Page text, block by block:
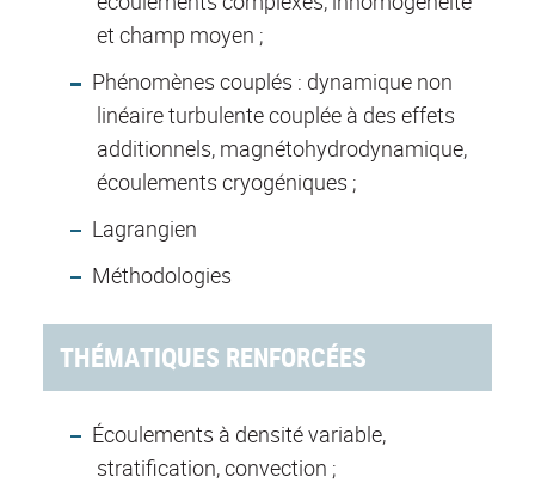
et champ moyen ;
Phénomènes couplés : dynamique non
linéaire turbulente couplée à des effets
additionnels, magnétohydrodynamique,
écoulements cryogéniques ;
Lagrangien
Méthodologies
THÉMATIQUES RENFORCÉES
Écoulements à densité variable,
stratification, convection ;